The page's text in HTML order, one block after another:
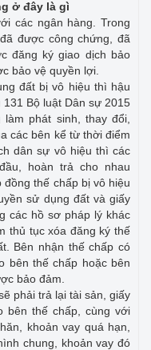
ở đây là gì
các ngân hàng. Trong
được công chứng, đã
đăng ký giao dịch bảo
bảo vệ quyền lợi.
đất bị vô hiệu thì hậu
Bộ luật Dân sự 2015
phát sinh, thay đổi,
các bên kể từ thời điểm
dân sự vô hiệu thì các
hoàn trả cho nhau
thế chấp bị vô hiệu
sử dụng đất và giấy
các hồ sơ pháp lý khác
thủ tục xóa đăng ký thế
Bên nhận thế chấp có
bên thế chấp hoặc bên
bảo đảm.
phải trả lại tài sản, giấy
bên thế chấp, cùng với
khoản vay quá hạn,
chung, khoản vay đó